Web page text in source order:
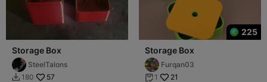
Storage Box
SteelTalons
 180 57
225
Storage Box
Furqan03
 1 21